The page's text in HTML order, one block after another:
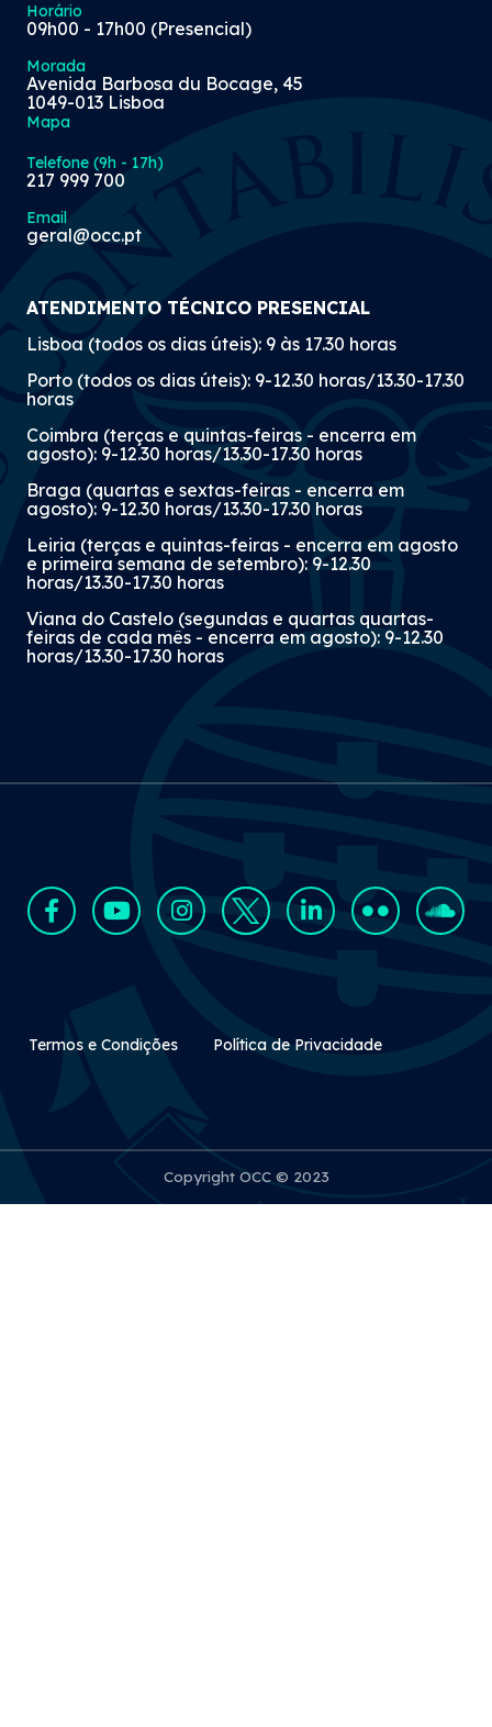
Horário
09h00 - 17h00 (Presencial)
Morada
Avenida Barbosa du Bocage, 45
1049-013 Lisboa
Mapa
Telefone (9h - 17h)
217 999 700
Email
geral@occ.pt
ATENDIMENTO TÉCNICO PRESENCIAL
Lisboa (todos os dias úteis): 9 às 17.30 horas
Porto (todos os dias úteis): 9-12.30 horas/13.30-17.30
horas
Coimbra (terças e quintas-feiras - encerra em
agosto): 9-12.30 horas/13.30-17.30 horas
Braga (quartas e sextas-feiras - encerra em
agosto): 9-12.30 horas/13.30-17.30 horas
Leiria (terças e quintas-feiras - encerra em agosto
e primeira semana de setembro): 9-12.30
horas/13.30-17.30 horas
Viana do Castelo (segundas e quartas quartas-
feiras de cada mês - encerra em agosto): 9-12.30
horas/13.30-17.30 horas
Rodapé Secundário
Termos e Condições Política de Privacidade
Copyright OCC © 2023